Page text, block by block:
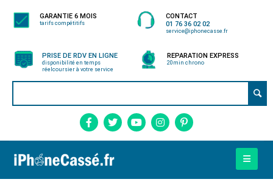
GARANTIE 6 MOIS
tarifs compétitifs
CONTACT
01 76 36 02 02
service@iphonecasse.fr
PRISE DE RDV EN LIGNE
disponibilité en temps
réelcoursier à votre service
REPARATION EXPRESS
20min chrono